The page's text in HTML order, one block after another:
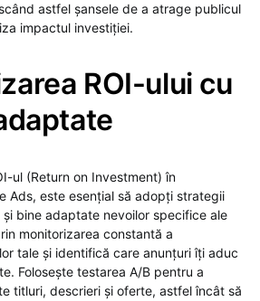
astfel șansele de a atrage publicul
impactul investiției.
ROI-ului cu
ul (Return on Investment) în
Ads, este esențial să adopți strategii
bine adaptate nevoilor specifice ale
monitorizarea constantă a
tale și identifică care anunțuri îți aduc
Folosește testarea A/B pentru a
titluri, descrieri și oferte, astfel încât să